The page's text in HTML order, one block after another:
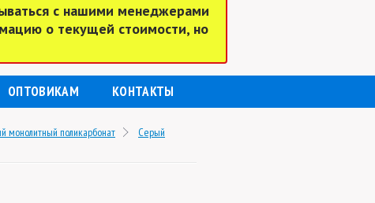
с нашими менеджерами
о текущей стоимости, но
ОПТОВИКАМ КОНТАКТЫ
монолитный поликарбонат
Серый